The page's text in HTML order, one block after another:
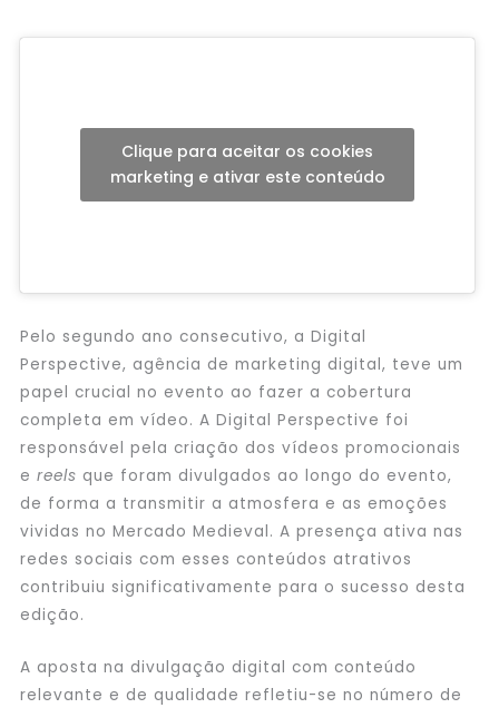
Clique para aceitar os cookies
marketing e ativar este conteúdo
Pelo segundo ano consecutivo, a Digital
Perspective, agência de marketing digital, teve um
papel crucial no evento ao fazer a cobertura
completa em vídeo. A Digital Perspective foi
responsável pela criação dos vídeos promocionais
e reels que foram divulgados ao longo do evento,
de forma a transmitir a atmosfera e as emoções
vividas no Mercado Medieval. A presença ativa nas
redes sociais com esses conteúdos atrativos
contribuiu significativamente para o sucesso desta
edição.
A aposta na divulgação digital com conteúdo
relevante e de qualidade refletiu-se no número de